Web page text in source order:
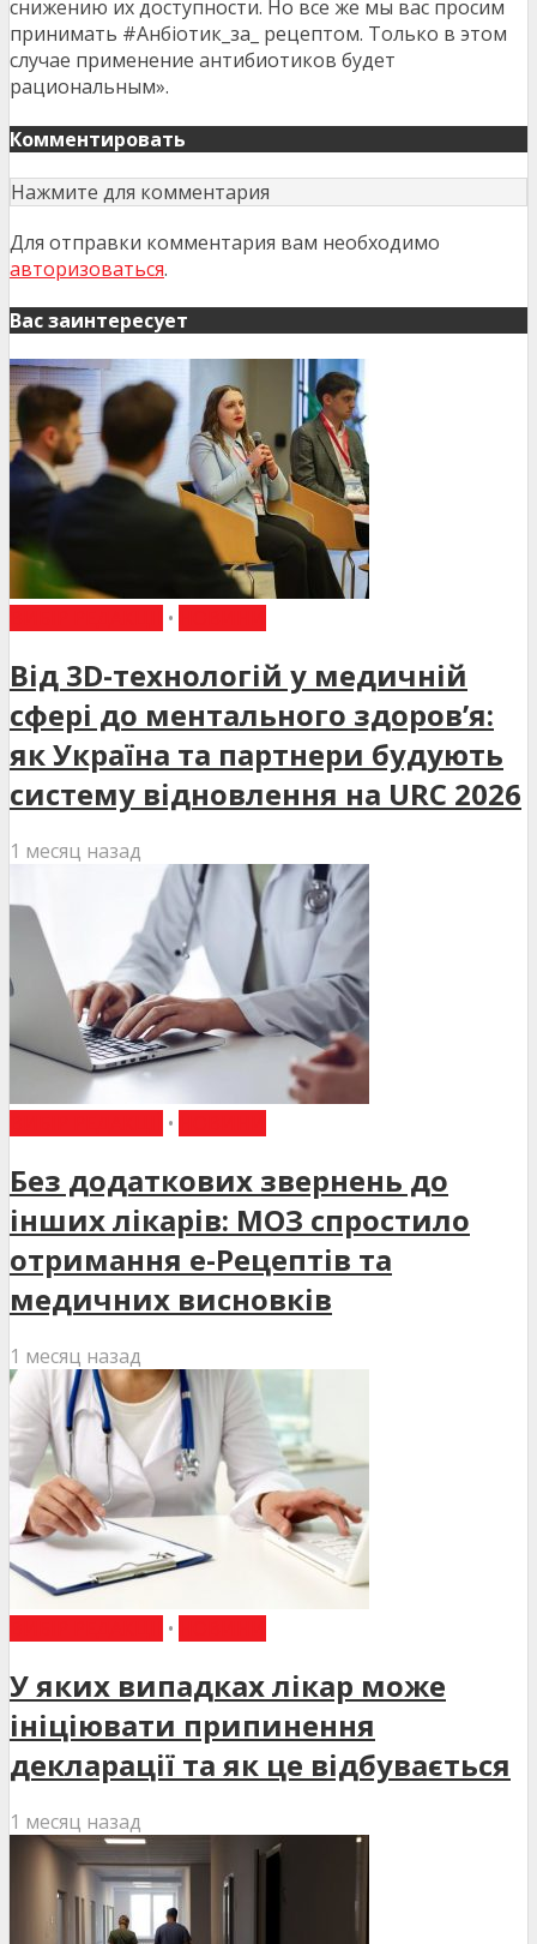
снижению их доступности. Но все же мы вас просим
принимать #Анбіотик_за_ рецептом. Только в этом
случае применение антибиотиков будет
рациональным».
Комментировать
Нажмите для комментария
Для отправки комментария вам необходимо
авторизоваться.
Вас заинтересует
•
Від 3D-технологій у медичній
сфері до ментального здоров’я:
як Україна та партнери будують
систему відновлення на URC 2026
1 месяц назад
•
Без додаткових звернень до
інших лікарів: МОЗ спростило
отримання е-Рецептів та
медичних висновків
1 месяц назад
•
У яких випадках лікар може
ініціювати припинення
декларації та як це відбувається
1 месяц назад